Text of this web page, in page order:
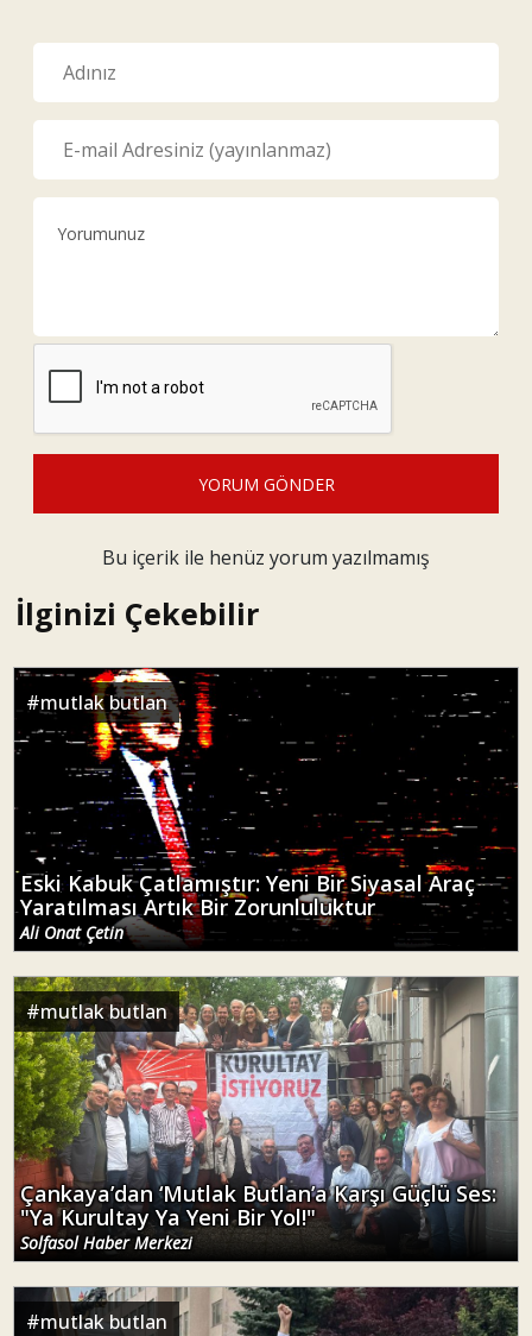
YORUM GÖNDER
Bu içerik ile henüz yorum yazılmamış
İlginizi Çekebilir
#mutlak butlan
Eski Kabuk Çatlamıştır: Yeni Bir Siyasal Araç
Yaratılması Artık Bir Zorunluluktur
Ali Onat Çetin
#mutlak butlan
Çankaya’dan ‘Mutlak Butlan’a Karşı Güçlü Ses:
"Ya Kurultay Ya Yeni Bir Yol!"
Solfasol Haber Merkezi
#mutlak butlan